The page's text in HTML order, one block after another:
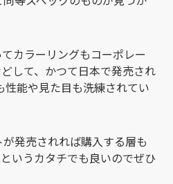
カラーリングもコーポレー
して、かつて日本で発売され
性能や見た目も洗練されてい
発売されれば購入する層も
いうカタチでも良いのでぜひ